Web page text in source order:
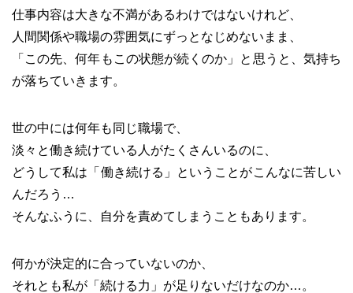
仕事内容は大きな不満があるわけではないけれど、
人間関係や職場の雰囲気にずっとなじめないまま、
「この先、何年もこの状態が続くのか」と思うと、気持ち
が落ちていきます。
世の中には何年も同じ職場で、
淡々と働き続けている人がたくさんいるのに、
どうして私は「働き続ける」ということがこんなに苦しい
んだろう…
そんなふうに、自分を責めてしまうこともあります。
何かが決定的に合っていないのか、
それとも私が「続ける力」が足りないだけなのか…。